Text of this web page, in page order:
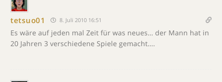
tetsuo01 8. Juli 2010 16:51
Es wäre auf jeden mal Zeit für was neues… der Mann hat in
20 Jahren 3 verschiedene Spiele gemacht….